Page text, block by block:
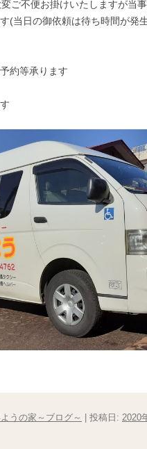
ご不便お掛けいたしますが当
(当日の御依頼は待ち時間が発
約等承ります
うの家～ブログ～ | 投稿日: 2020